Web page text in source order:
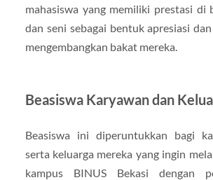
mahasiswa yang memiliki prestasi di
dan seni sebagai bentuk apresiasi
mengembangkan bakat mereka.
Beasiswa Karyawan dan
Beasiswa ini diperuntukkan bagi
serta keluarga mereka yang ingin
kampus BINUS Bekasi dengan